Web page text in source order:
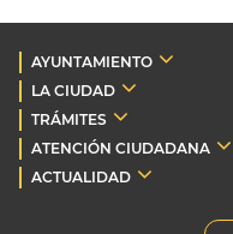
AYUNTAMIENTO
LA CIUDAD
TRÁMITES
ATENCIÓN CIUDADANA
ACTUALIDAD